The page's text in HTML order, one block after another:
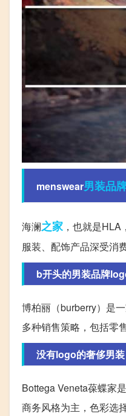
menswear男装品
海澜之家 ，也就是
服装、配饰产品深受消
b开头的男装品牌
博柏丽（burberry）是
多种销售策略，包括零
没有logo的奢侈男装
Bottega Veneta葆蝶家
商务风格为主，色彩选